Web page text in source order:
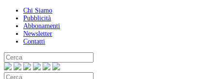
Chi Siamo
Pubblicità
Abbonamenti
Newsletter
Contatti